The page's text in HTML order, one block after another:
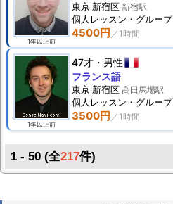
1年以上前
4500円
東京 新宿区 新宿駅
個人 レッスン ・グルー
1年以上前
47才 男性
3500円
フランス語
東京 新宿区 高田馬場駅
個人 レッスン ・グルー
1 - 50 (全217件)